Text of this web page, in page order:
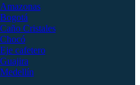
Amazonas
Bogotá
Caño Cristales
Chocó
Eje cafetero
Guajira
Medellín